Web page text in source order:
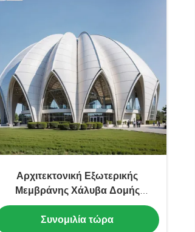
Αρχιτεκτονική Εξωτερικής
Μεμβράνης Χάλυβα Δομής
Μεμβράνης Χάλυβα Στάδιο
Συνομιλία τώρα